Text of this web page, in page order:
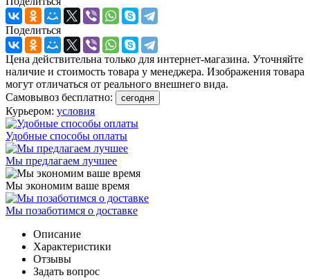
Поделиться
Цена действительна только для интернет-магазина. Уточняйте
наличие и стоимость товара у менеджера. Изображения товара
могут отличаться от реального внешнего вида.
Самовывоз бесплатно:
сегодня
Курьером: условия
Удобные способы оплаты
Мы предлагаем лучшее
Мы экономим ваше время
Мы позаботимся о доставке
Описание
Характеристики
Отзывы
Задать вопрос